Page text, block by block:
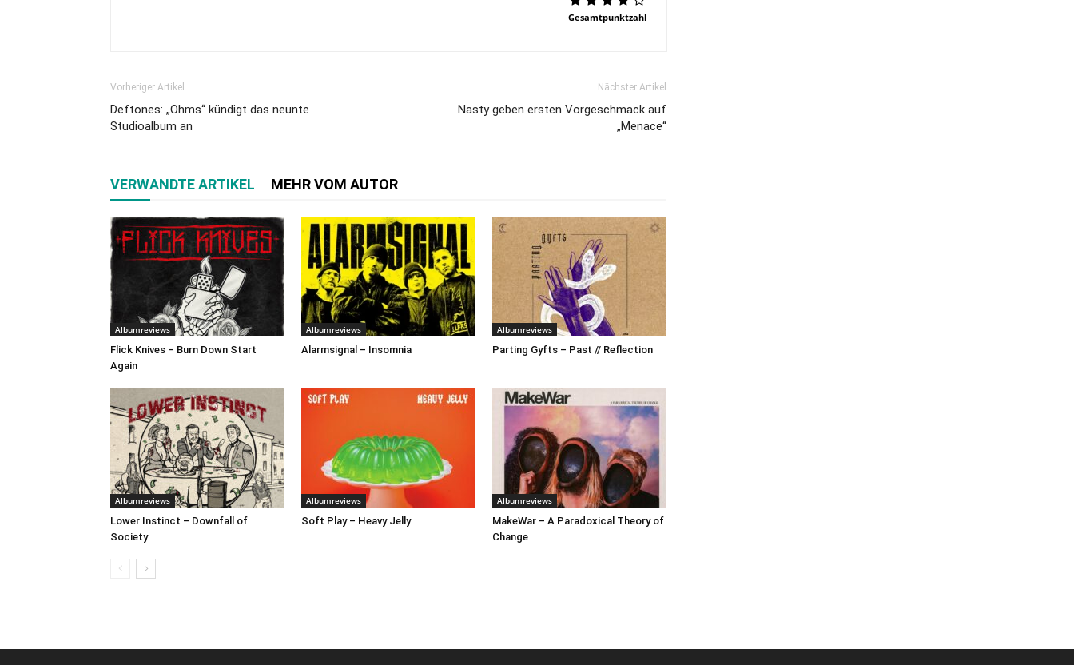
Gesamtpunktzahl
Vorheriger Artikel
Deftones: „Ohms“ kündigt das neunte
Studioalbum an
Nächster Artikel
Nasty geben ersten Vorgeschmack auf
„Menace“
VERWANDTE ARTIKEL MEHR VOM AUTOR
Albumreviews
Flick Knives – Burn Down Start
Again
Albumreviews
Alarmsignal – Insomnia
Albumreviews
Parting Gyfts – Past // Reflection
Albumreviews
Lower Instinct – Downfall of
Society
Albumreviews
Soft Play – Heavy Jelly
Albumreviews
MakeWar – A Paradoxical Theory of
Change